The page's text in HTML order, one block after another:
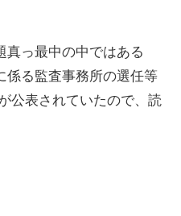
真っ最中の中ではある
係る監査事務所の選任等
公表されていたので、読